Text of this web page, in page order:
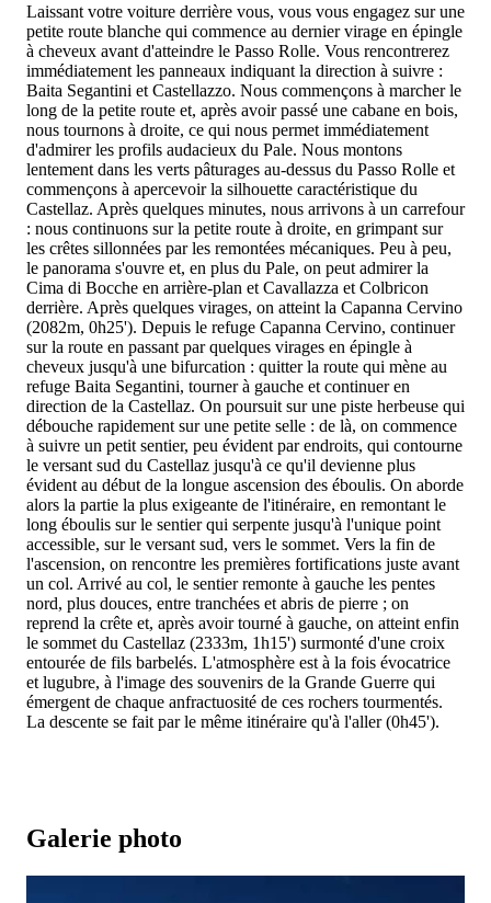
Laissant votre voiture derrière vous, vous vous engagez sur une
petite route blanche qui commence au dernier virage en épingle
à cheveux avant d'atteindre le Passo Rolle. Vous rencontrerez
immédiatement les panneaux indiquant la direction à suivre :
Baita Segantini et Castellazzo. Nous commençons à marcher le
long de la petite route et, après avoir passé une cabane en bois,
nous tournons à droite, ce qui nous permet immédiatement
d'admirer les profils audacieux du Pale. Nous montons
lentement dans les verts pâturages au-dessus du Passo Rolle et
commençons à apercevoir la silhouette caractéristique du
Castellaz. Après quelques minutes, nous arrivons à un carrefour
: nous continuons sur la petite route à droite, en grimpant sur
les crêtes sillonnées par les remontées mécaniques. Peu à peu,
le panorama s'ouvre et, en plus du Pale, on peut admirer la
Cima di Bocche en arrière-plan et Cavallazza et Colbricon
derrière. Après quelques virages, on atteint la Capanna Cervino
(2082m, 0h25'). Depuis le refuge Capanna Cervino, continuer
sur la route en passant par quelques virages en épingle à
cheveux jusqu'à une bifurcation : quitter la route qui mène au
refuge Baita Segantini, tourner à gauche et continuer en
direction de la Castellaz. On poursuit sur une piste herbeuse qui
débouche rapidement sur une petite selle : de là, on commence
à suivre un petit sentier, peu évident par endroits, qui contourne
le versant sud du Castellaz jusqu'à ce qu'il devienne plus
évident au début de la longue ascension des éboulis. On aborde
alors la partie la plus exigeante de l'itinéraire, en remontant le
long éboulis sur le sentier qui serpente jusqu'à l'unique point
accessible, sur le versant sud, vers le sommet. Vers la fin de
l'ascension, on rencontre les premières fortifications juste avant
un col. Arrivé au col, le sentier remonte à gauche les pentes
nord, plus douces, entre tranchées et abris de pierre ; on
reprend la crête et, après avoir tourné à gauche, on atteint enfin
le sommet du Castellaz (2333m, 1h15') surmonté d'une croix
entourée de fils barbelés. L'atmosphère est à la fois évocatrice
et lugubre, à l'image des souvenirs de la Grande Guerre qui
émergent de chaque anfractuosité de ces rochers tourmentés.
La descente se fait par le même itinéraire qu'à l'aller (0h45').
Galerie photo